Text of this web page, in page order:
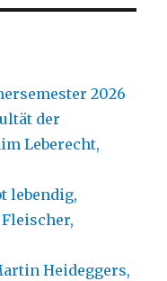
2026
der
Leberecht,
lebendig,
Heideggers,